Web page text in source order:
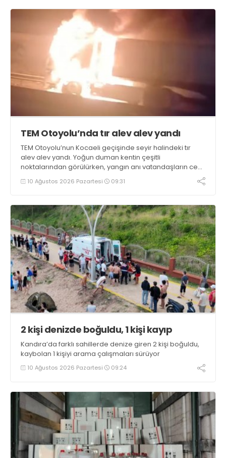
TEM Otoyolu’nda tır alev alev yandı
TEM Otoyolu’nun Kocaeli geçişinde seyir halindeki tır
alev alev yandı. Yoğun duman kentin çeşitli
noktalarından görülürken, yangın anı vatandaşların cep
telefonu kameralarına yansıdı
10 Ağustos 2026 Pazartesi 09:31
2 kişi denizde boğuldu, 1 kişi kayıp
Kandıra’da farklı sahillerde denize giren 2 kişi boğuldu,
kaybolan 1 kişiyi arama çalışmaları sürüyor
10 Ağustos 2026 Pazartesi 09:24